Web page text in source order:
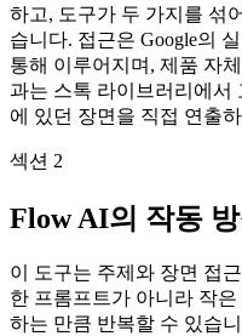
하고, 도구가 두 가지를 섞
습니다. 접근은 Google의
통해 이루어지며, 제품 자
과는 스톡 라이브러리에서
에 있던 장면을 직접 연출
섹션 2
Flow AI의 작동
이 도구는 주제와 장면 접
한 프롬프트가 아니라 작
하는 만큼 반복할 수 있습